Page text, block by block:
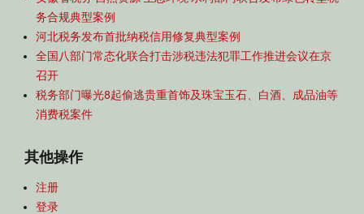
务合规典型案例
河北税务发布首批纳税信用修复典型案例
全国八部门常态化联合打击涉税违法犯罪工作推进会议在京
召开
税务部门曝光8起偷逃贵重首饰及珠宝玉石、白酒、成品油等
消费税案件
其他操作
注册
登录